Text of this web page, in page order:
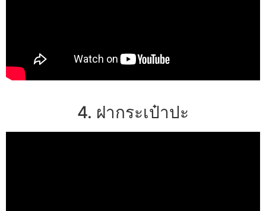
4. ฝากระเป๋าปะ